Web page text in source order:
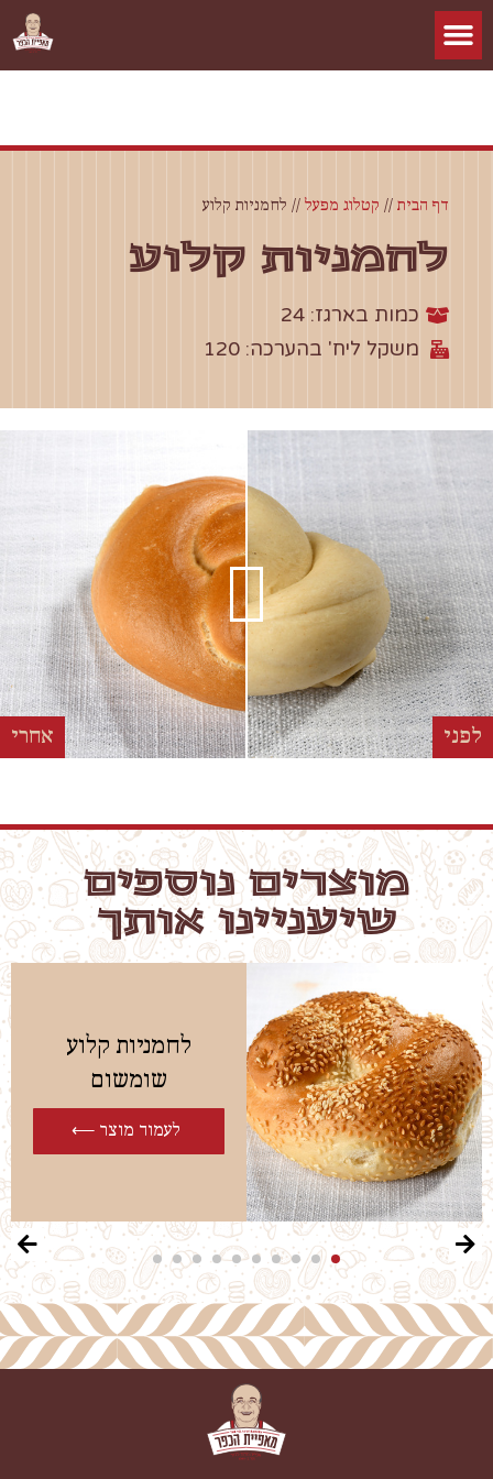
לפני אחרי
דף הבית // קטלוג מפעל // לחמניות קלוע
לחמניות קלוע
כמות בארגז: 24
משקל ליח' בהערכה: 120
מוצרים נוספים
שיעניינו אותך
לחמניות קלוע
שומשום
לעמוד מוצר ⟵